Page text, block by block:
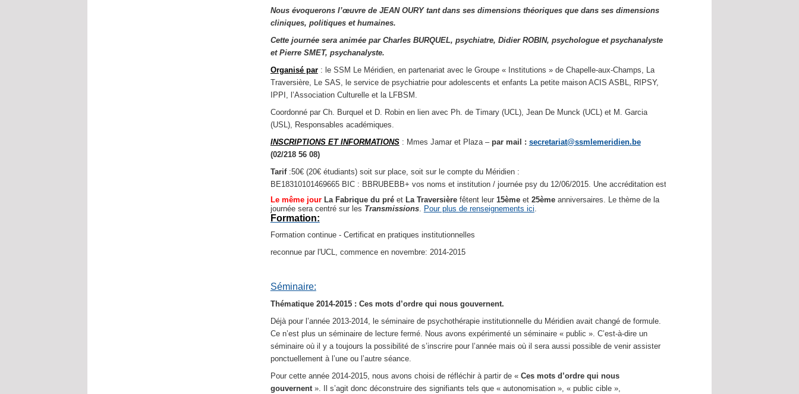
Nous évoquerons l’œuvre de JEAN OURY tant dans ses dimensions théoriques que dans ses dimensions
cliniques, politiques et humaines.
Cette journée sera animée par Charles BURQUEL, psychiatre, Didier ROBIN, psychologue et psychanalyste
et Pierre SMET, psychanalyste.
Organisé par: le SSM Le Méridien, en partenariat avec le Groupe « Institutions » de Chapelle-aux-Champs, La
Traversière, Le SAS, le service de psychiatrie pour adolescents et enfants La petite maison ACIS ASBL, RIPSY,
IPPI, l’Association Culturelle et la LFBSM.
Coordonné par Ch. Burquel et D. Robin en lien avec Ph. de Timary (UCL), Jean De Munck (UCL) et M. Garcia
(USL), Responsables académiques.
INSCRIPTIONS ET INFORMATIONS: Mmes Jamar et Plaza – par mail : secretariat@ssmlemeridien.be
(02/218 56 08)
Tarif:50€ (20€ étudiants) soit sur place, soit sur le compte du Méridien :
BE18310101469665 BIC : BBRUBEBB+ vos noms et institution / journée psy du 12/06/2015. Une accréditation est demandée.
Le même jour La Fabrique du préet La Traversièrefêtent leur 15èmeet 25èmeanniversaires. Le thème de la
journée sera centré sur les Transmissions. Pour plus de renseignements ici.
Formation:
Formation continue - Certificat en pratiques institutionnelles
reconnue par l'UCL, commence en novembre: 2014-2015
Séminaire:
Thématique 2014-2015 : Ces mots d’ordre qui nous gouvernent.
Déjà pour l’année 2013-2014, le séminaire de psychothérapie institutionnelle du Méridien avait changé de formule.
Ce n’est plus un séminaire de lecture fermé. Nous avons expérimenté un séminaire « public ». C’est-à-dire un
séminaire où il y a toujours la possibilité de s’inscrire pour l’année mais où il sera aussi possible de venir assister
ponctuellement à l’une ou l’autre séance.
Pour cette année 2014-2015, nous avons choisi de réfléchir à partir de «Ces mots d’ordre qui nous
gouvernent ». Il s’agit donc déconstruire des signifiants tels que « autonomisation », « public cible »,